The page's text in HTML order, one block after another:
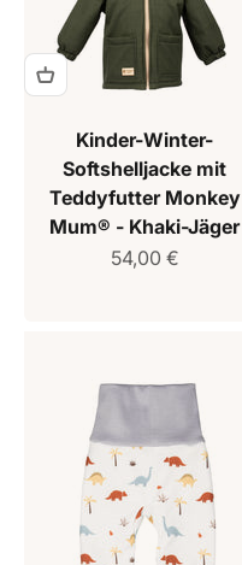
Kinder-Winter-
Softshelljacke mit
Teddyfutter Monkey
Mum® - Khaki-Jäger
Verkaufspreis
54,00 €